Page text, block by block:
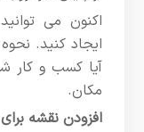
اکنون می
ایجاد کنید.
آیا کسب و کار
مکان.
افزودن نقشه